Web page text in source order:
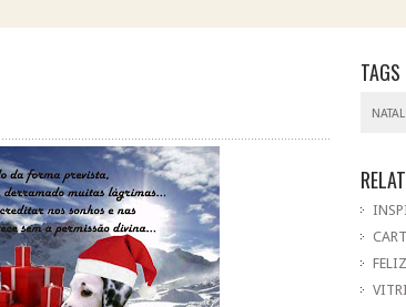
TAGS